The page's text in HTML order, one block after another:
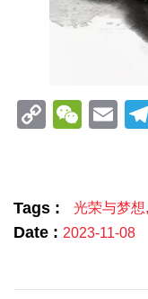
Copy
Tags : 光荣与梦想,
Date : 2023-11-08